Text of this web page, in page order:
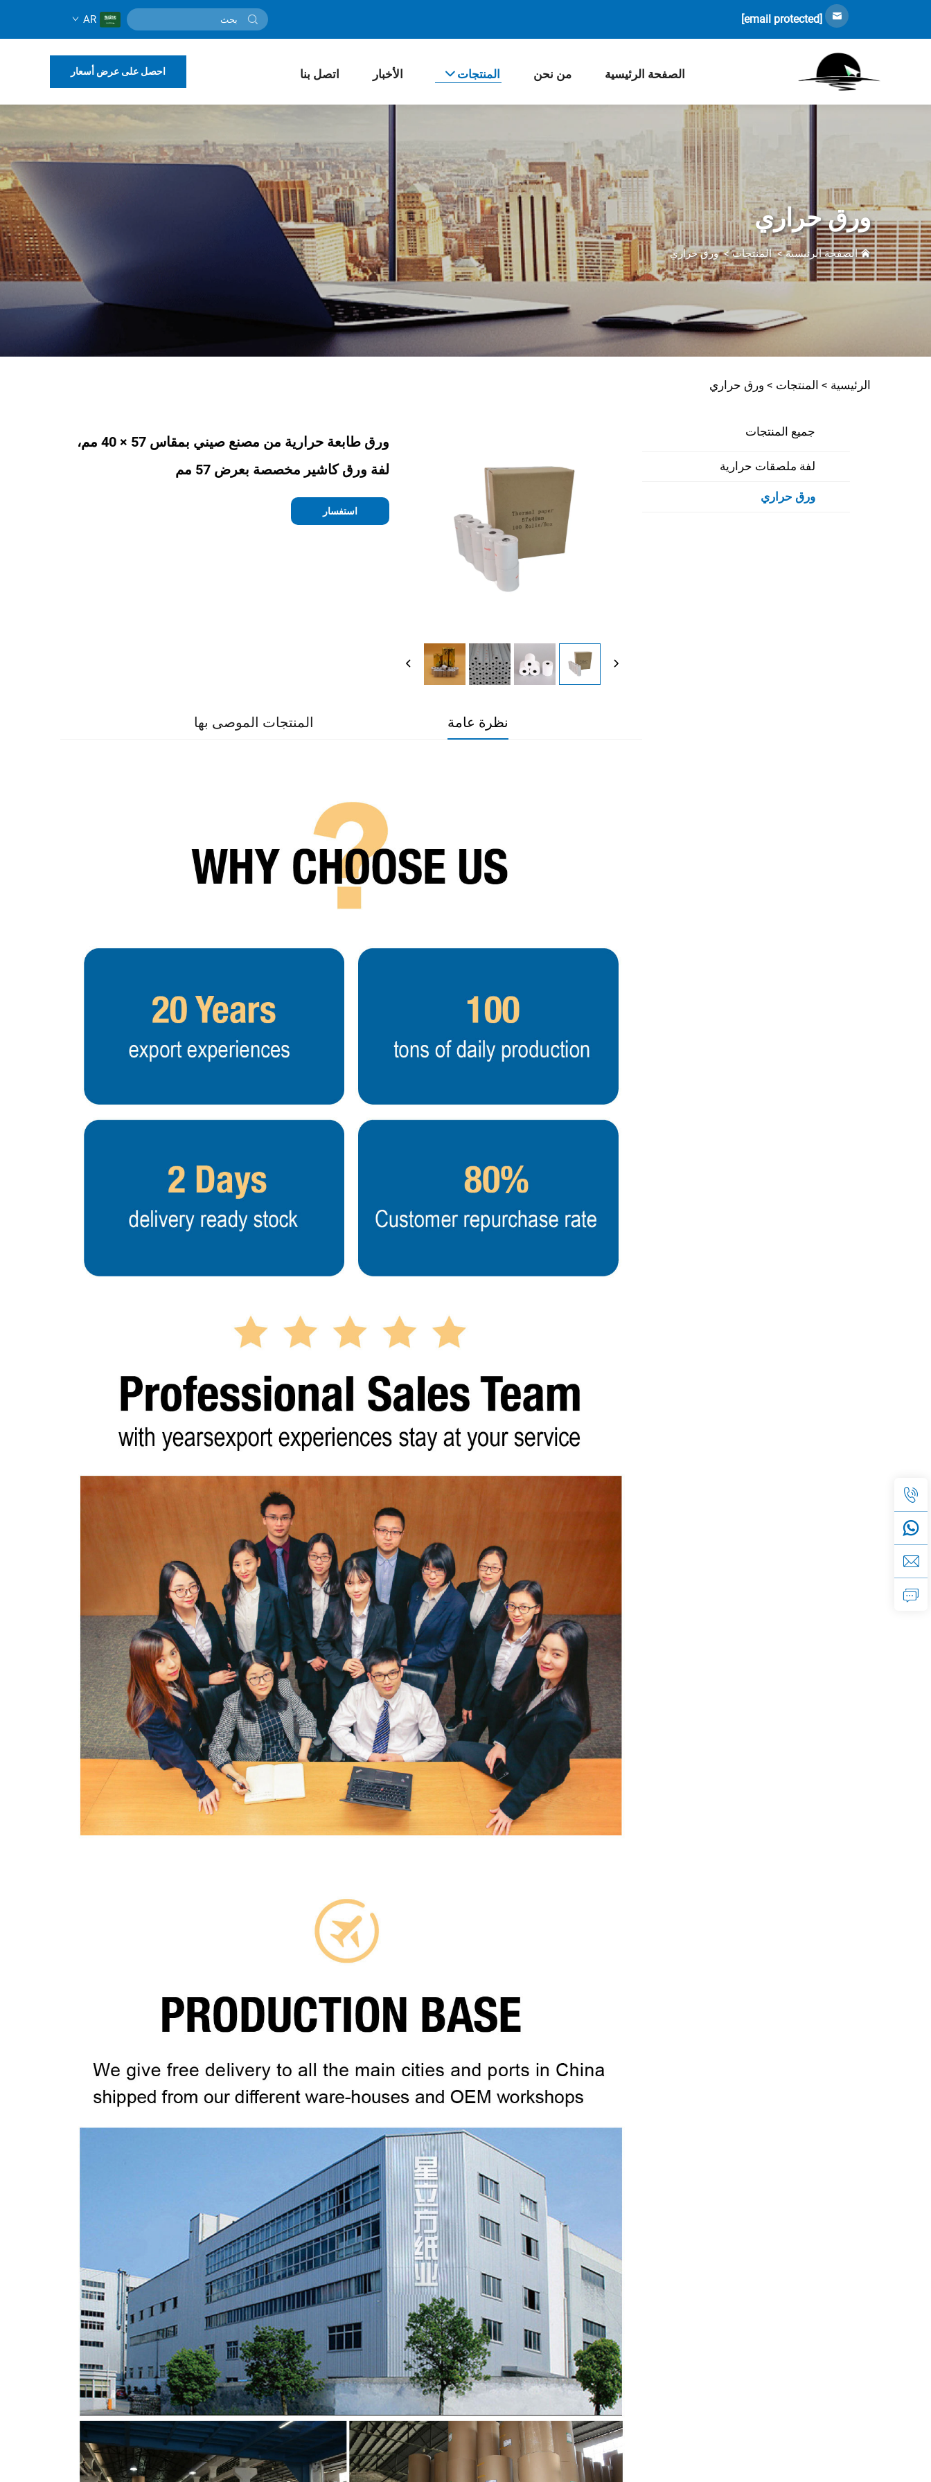
[email protected]
AR
الصفحة الرئيسية من نحن المنتجات الأخبار اتصل بنا احصل على عرض أسعار
ورق حراري
الصفحة الرئيسية>المنتجات>ورق حراري
الرئيسية > المنتجات > ورق حراري
جميع المنتجات
لفة ملصقات حرارية
ورق حراري
ورق طابعة حرارية من مصنع صيني بمقاس 57 × 40 مم،
لفة ورق كاشير مخصصة بعرض 57 مم
استفسار
نظرة عامة المنتجات الموصى بها